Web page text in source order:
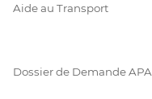
Aide au Transport
Dossier de Demande APA